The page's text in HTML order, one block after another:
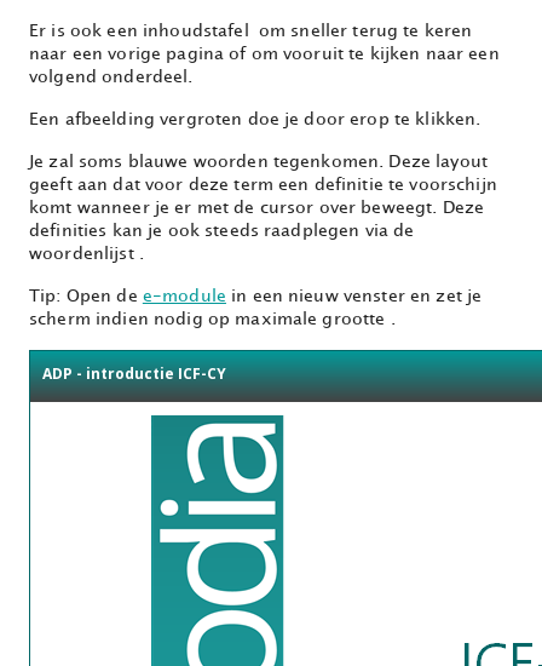
Er is ook een inhoudstafel
om sneller terug te keren
naar een vorige pagina of om vooruit te kijken naar een
volgend onderdeel.
Een afbeelding vergroten doe je door erop te klikken.
Je zal soms blauwe woorden tegenkomen. Deze layout
geeft aan dat voor deze term een definitie te voorschijn
komt wanneer je er met de cursor over beweegt. Deze
definities kan je ook steeds raadplegen via de
woordenlijst
Tip: Open de e-module in een nieuw venster en zet je
scherm indien nodig op maximale grootte